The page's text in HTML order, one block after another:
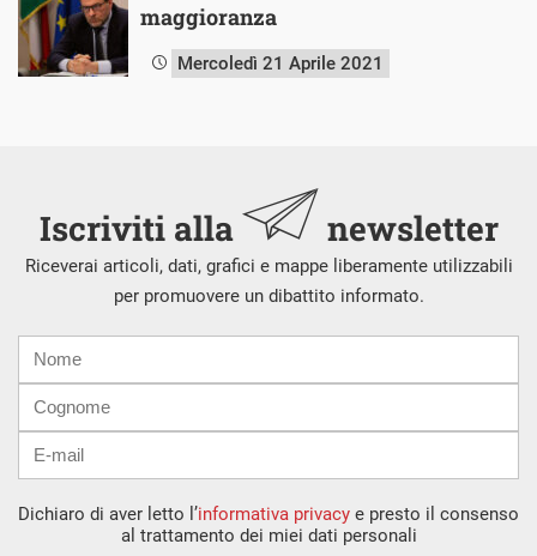
maggioranza
Mercoledì 21 Aprile 2021
Iscriviti alla newsletter
Riceverai articoli, dati, grafici e mappe liberamente utilizzabili
per promuovere un dibattito informato.
mail
Dichiaro di aver letto l’informativa privacy e presto il consenso
al trattamento dei miei dati personali